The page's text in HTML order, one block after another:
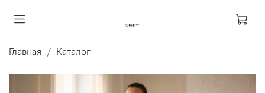
Главная Каталог